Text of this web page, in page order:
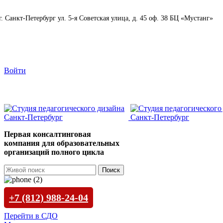
Санкт-Петербург ул. 5-я Советская улица, д. 45 оф. 38 БЦ «Мустанг»
Войти
Первая консалтинговая
компания для образовательных
организаций полного цикла
Поиск
+7 (812) 988-24-04
Перейти в СДО